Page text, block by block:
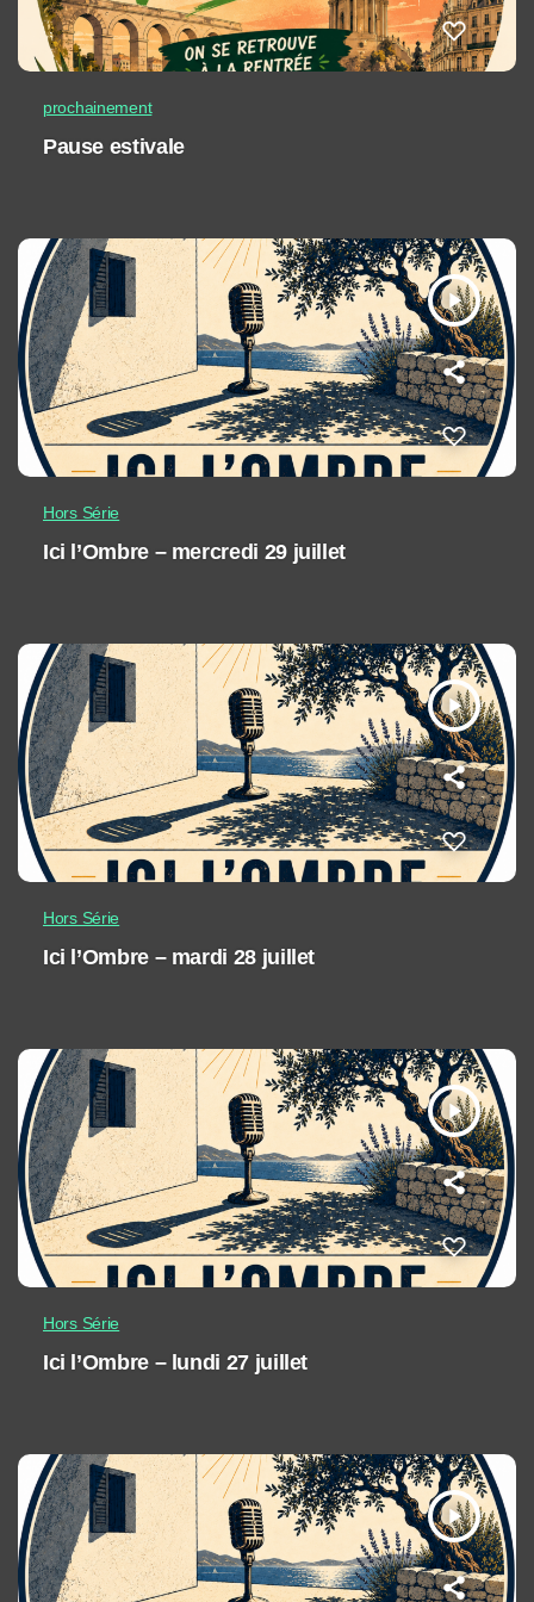
prochainement
Pause estivale
play_arrow
Hors Série
Ici l’Ombre – mercredi 29 juillet
play_arrow
Hors Série
Ici l’Ombre – mardi 28 juillet
play_arrow
Hors Série
Ici l’Ombre – lundi 27 juillet
play_arrow